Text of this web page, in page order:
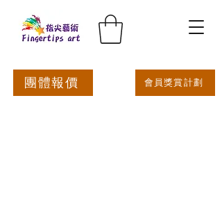
團體報價 會員獎賞計劃